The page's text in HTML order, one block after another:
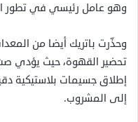
وهو عامل رئيسي في تطور
وحذّرت باتريك أيضا من
تحضير القهوة، حيث يؤدي
إطلاق جسيمات بلاستيكية
إلى المشروب.